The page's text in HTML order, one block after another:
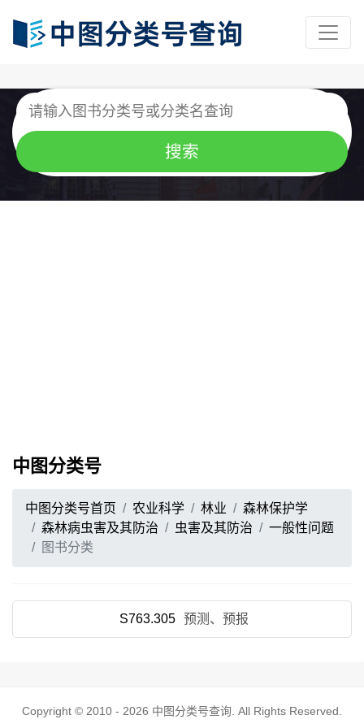
中图分类号
中图分类号首页 农业科学 林业
森林保护学
森林病虫害及其防治
虫害及其防治
一般性问题
图书分类
S763.305 预测、预报
Copyright © 2010 - 2026 中图分类号查询 . All Rights Reserved.